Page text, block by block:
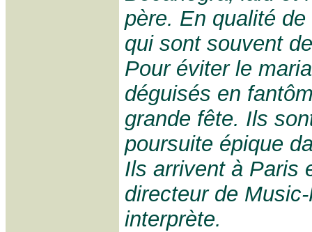
père. En qualité
qui sont souvent
Pour éviter le
déguisés en
grande fête. Ils
poursuite épique
Ils arrivent à Paris
directeur de
interprète.